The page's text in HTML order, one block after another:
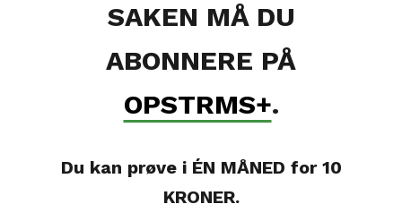
SAKEN MÅ DU
ABONNERE PÅ
OPSTRMS+.
Du kan prøve i ÉN MÅNED for 10
KRONER.